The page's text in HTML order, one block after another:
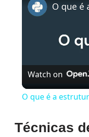
Watch on
O que é a
Técnicas